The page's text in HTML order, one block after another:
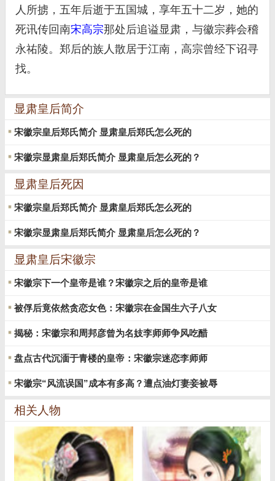
人所掳，五年后逝于五国城，享年五十二岁，她的
死讯传回南宋高宗那处后追谥显肃，与徽宗葬会稽
永祐陵。郑后的族人散居于江南，高宗曾经下诏寻
找。
显肃皇后简介
宋徽宗皇后郑氏简介 显肃皇后郑氏怎么死的
宋徽宗显肃皇后郑氏简介 显肃皇后怎么死的？
显肃皇后死因
宋徽宗皇后郑氏简介 显肃皇后郑氏怎么死的
宋徽宗显肃皇后郑氏简介 显肃皇后怎么死的？
显肃皇后宋徽宗
宋徽宗下一个皇帝是谁？宋徽宗之后的皇帝是谁
被俘后竟依然贪恋女色：宋徽宗在金国生六子八女
揭秘：宋徽宗和周邦彦曾为名妓李师师争风吃醋
盘点古代沉湎于青楼的皇帝：宋徽宗迷恋李师师
宋徽宗“风流误国”成本有多高？遭点油灯妻妾被辱
相关人物